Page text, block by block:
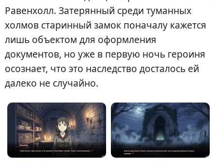
Равенхолл. Затерянный среди туманных
холмов старинный замок поначалу кажется
лишь объектом для оформления
документов, но уже в первую ночь героиня
осознает, что это наследство досталось ей
далеко не случайно.